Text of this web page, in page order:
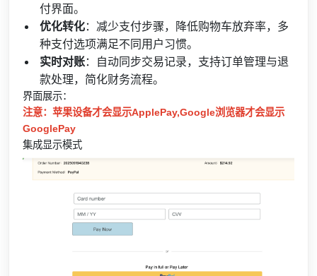
付界面。
优化转化：减少支付步骤，降低购物车放弃率，多
种支付选项满足不同用户习惯。
实时对账：自动同步交易记录，支持订单管理与退
款处理，简化财务流程。
界面展示：
注意：苹果设备才会显示ApplePay,Google浏览器才会显示
GooglePay
集成显示模式